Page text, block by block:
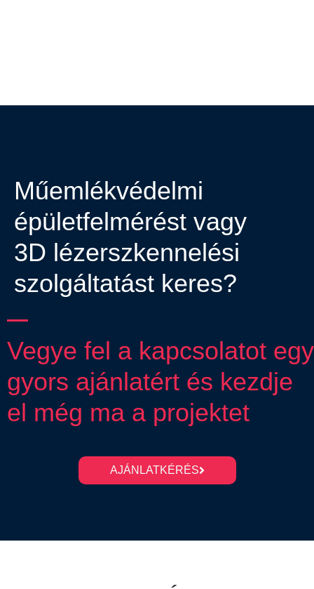
Műemlékvédelmi
épületfelmérést vagy
3D lézerszkennelési
szolgáltatást keres?
Vegye fel a kapcsolatot egy
gyors ajánlatért és kezdje
el még ma a projektet
AJÁNLATKÉRÉS